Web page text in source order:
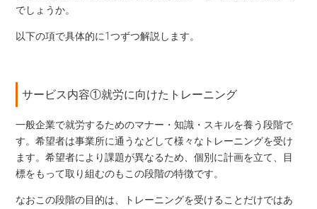
でしょうか。
以下の項で具体的に1つずつ解説します。
サービス内容①就労に向けたトレーニング
一般企業で就労するためのマナー・知識・スキルを養う段階で
す。希望者は事業所に通うなどして様々なトレーニングを受け
ます。希望者により課題が異なるため、個別に計画を立て、目
標をもって取り組むのもこの段階の特徴です。
なおこの段階の目的は、トレーニングを受けることだけではあ